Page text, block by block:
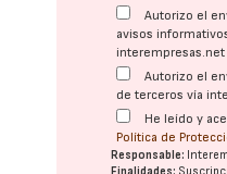
Autorizo el
avisos
interempresas.net
Autorizo el
de terceros vía
He leído y
Política de
Responsable:
Finalidades: